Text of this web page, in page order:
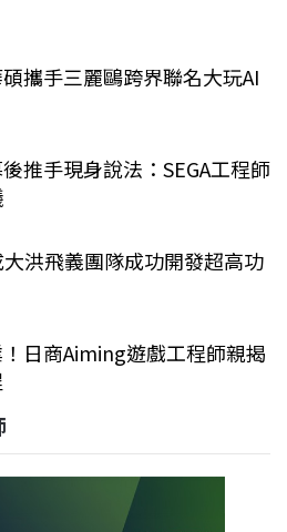
攜手三麗鷗跨界聯名大玩AI
推手現身說法：SEGA工程師
洪飛義團隊成功開發超高功
日商Aiming遊戲工程師親揭